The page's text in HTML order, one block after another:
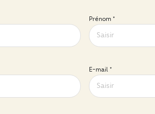
Prénom *
E-mail *